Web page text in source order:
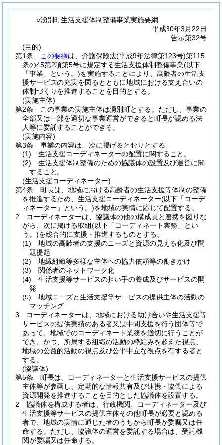
○湧別町生活支援体制整備事業実施要綱
平成30年3月22日
告示第32号
(目的)
第1条
この要綱は、介護保険法(平成9年法律第123号)第115
条の45第2項第5号に規定する生活支援体制整備事業(以下
「事業」という。)を実施することにより、高齢者の生活支
援サービスの充実を図るとともに地域における支え合いの
体制づくりを推進することを目的とする。
(実施主体)
第2条
この事業の実施主体は湧別町とする。 ただし、事業の
全部又は一部を適切な事業運営ができると町長が認める法
人等に委託することができる。
(実施内容)
第3条
事業の内容は、次に掲げるとおりとする。
(1)
生活支援コーディネーターの配置に関すること。
(2)
生活支援体制整備のための協議体の設置及び運営に関
すること。
(生活支援コーディネーター)
第4条
町長は、地域における高齢者の生活支援等体制の整備
を推進するため、生活支援コーディネーター(以下「コーデ
ィネーター」という。)を地域の実情に応じて配置する。
2
コーディネーターは、協議体の他の構成員と連携を図りな
がら、次に掲げる取組(以下「コーディネート業務」とい
う。)を総合的に支援・推進するものとする。
(1)
地域の高齢者の支援のニーズと資源の見える化及び問
題提起
(2)
地縁組織等多様な主体への協力依頼等の働きかけ
(3)
関係者のネットワーク化
(4)
生活支援等サービスの担い手の養成及びサービスの開
発
(5)
地域ニーズと生活支援等サービスの提供主体の活動の
マッチング
3
コーディネーターは、地域における助け合いや生活支援等
サービスの提供実績のある者又は中間支援を行う団体等で
あって、地域でのコーディネート業務を適切に行うことが
でき、かつ、所属する組織の活動の枠組みを超えた視点、
地域の公益的活動の視点及び公平中立な視点を有する者と
する。
(協議体)
第5条
町長は、コーディネーターと生活支援サービスの提供
主体等が参画し、定期的な情報共有及び連携・協働による
資源開発を推進することを目的とした協議体を設置する。
2
協議体を構成する者は、行政機関、コーディネーター及び
生活支援等サービスの提供主体その他町長が必要と認める
者で、地域の実情に通じた者のうちから町長が委嘱又は任
命する。 ただし、協議体の運営を委託する場合は、受託機
関が委嘱又は任命する。